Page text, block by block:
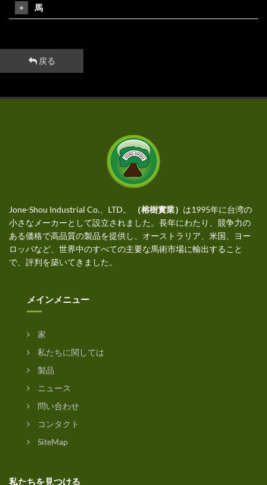
馬
戻る
Jone-Shou Industrial Co.、LTD。 （榕樹實業） は1995年に台湾の
小さなメーカーとして設立されました。長年にわたり、競争力の
ある価格で高品質の製品を提供し、オーストラリア、米国、ヨー
ロッパなど、世界中のすべての主要な馬術市場に輸出すること
で、評判を築いてきました。
メインメニュー
家
私たちに関しては
製品
ニュース
問い合わせ
コンタクト
SiteMap
私たちを見つける